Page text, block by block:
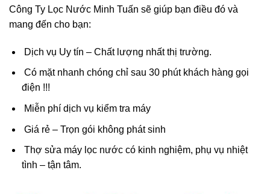
Công Ty Lọc Nước Minh Tuấn sẽ giúp bạn điều đó và
mang đến cho bạn:
Dịch vụ Uy tín – Chất lượng nhất thị trường.
Có mặt nhanh chóng chỉ sau 30 phút khách hàng gọi
điện !!!
Miễn phí dịch vụ kiểm tra máy
Giá rẻ – Trọn gói không phát sinh
Thợ sửa máy lọc nước có kinh nghiệm, phụ vụ nhiệt
tình – tận tâm.